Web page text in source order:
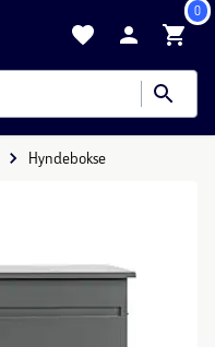
0
Hyndebokse